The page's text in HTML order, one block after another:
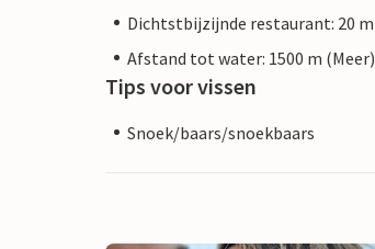
Dichtstbijzijnde restaurant: 20 m
Afstand tot water: 1500 m (Meer)
Tips voor vissen
Snoek/baars/snoekbaars